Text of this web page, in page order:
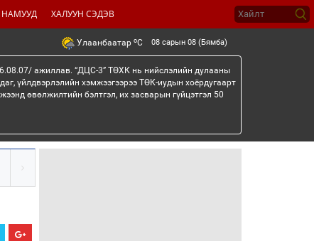
НАМУУД ХАЛУУН СЭДЭВ
Улаанбаатар oC 08 сарын 08 (Бямба)
ажиллав. “ДЦС-3” ТӨХК нь нийслэлийн дулааны
үйлдвэрлэлийн хэмжээгээрээ ТӨК-иудын хоёрдугаарт
өвөлжилтийн бэлтгэл, их засварын гүйцэтгэл 50